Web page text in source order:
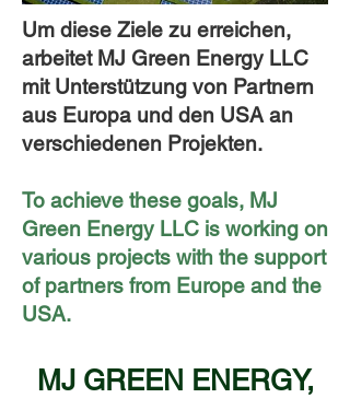
Um diese Ziele zu erreichen,
arbeitet MJ Green Energy LLC
mit Unterstützung von Partnern
aus Europa und den USA an
verschiedenen Projekten.
To achieve these goals, MJ
Green Energy LLC is working on
various projects with the support
of partners from Europe and the
USA.
MJ GREEN ENERGY,